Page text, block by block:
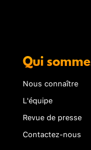
Qui
Nous connaître
L'équipe
Revue de presse
Contactez-nous